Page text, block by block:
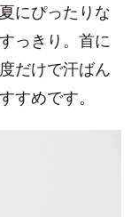
にぴったりな
っきり。首に
だけで汗ばん
すめです。